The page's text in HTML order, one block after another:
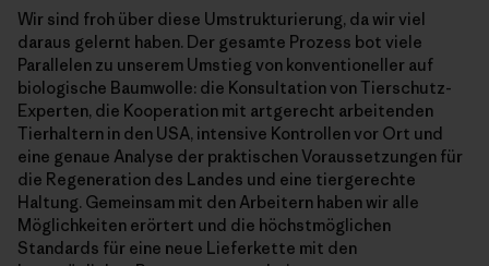
Wir sind froh über diese Umstrukturierung, da wir viel
daraus gelernt haben. Der gesamte Prozess bot viele
Parallelen zu unserem Umstieg von konventioneller auf
biologische Baumwolle: die Konsultation von Tierschutz-
Experten, die Kooperation mit artgerecht arbeitenden
Tierhaltern in den USA, intensive Kontrollen vor Ort und
eine genaue Analyse der praktischen Voraussetzungen für
die Regeneration des Landes und eine tiergerechte
Haltung. Gemeinsam mit den Arbeitern haben wir alle
Möglichkeiten erörtert und die höchstmöglichen
Standards für eine neue Lieferkette mit den